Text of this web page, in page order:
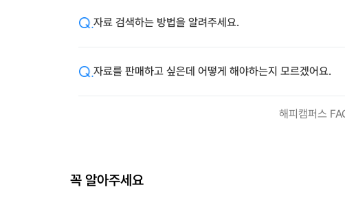
자료 검색하는 방법을 알려주세요.
자료를 판매하고 싶은데 어떻게 해야하는지 모르겠어요.
해피캠퍼스
꼭 알아주세요